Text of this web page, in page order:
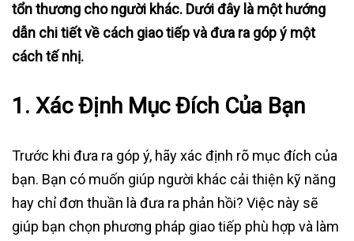
tổn thương cho người khác. Dưới đây là một hướng
dẫn chi tiết về cách giao tiếp và đưa ra góp ý một
cách tế nhị.
1. Xác Định Mục Đích Của Bạn
Trước khi đưa ra góp ý, hãy xác định rõ mục đích của
bạn. Bạn có muốn giúp người khác cải thiện kỹ năng
hay chỉ đơn thuần là đưa ra phản hồi? Việc này sẽ
giúp bạn chọn phương pháp giao tiếp phù hợp và làm